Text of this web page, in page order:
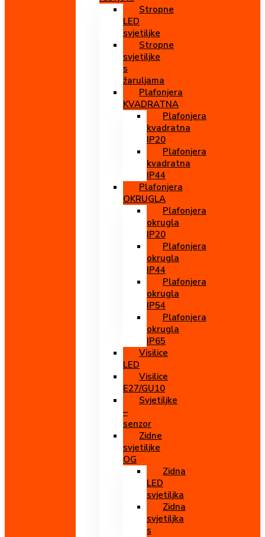
Stropne
LED
svjetiljke
Stropne
svjetiljke
s
žaruljama
Plafonjera
KVADRATNA
Plafonjera
kvadratna
IP20
Plafonjera
kvadratna
IP44
Plafonjera
OKRUGLA
Plafonjera
okrugla
IP20
Plafonjera
okrugla
IP44
Plafonjera
okrugla
IP54
Plafonjera
okrugla
IP65
Visilice
LED
Visilice
E27/GU10
Svjetiljke
–
senzor
Zidne
svjetiljke
OG
Zidna
LED
svjetiljka
Zidna
svjetiljka
s